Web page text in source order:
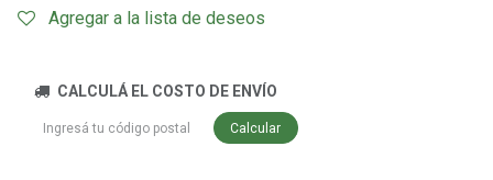
Agregar a la lista de deseos
CALCULÁ EL COSTO DE ENVÍO
Calcular